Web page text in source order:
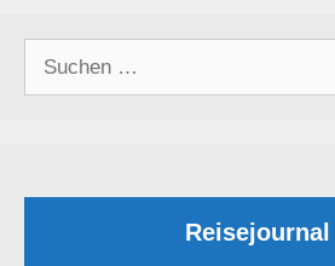
Reisejournal